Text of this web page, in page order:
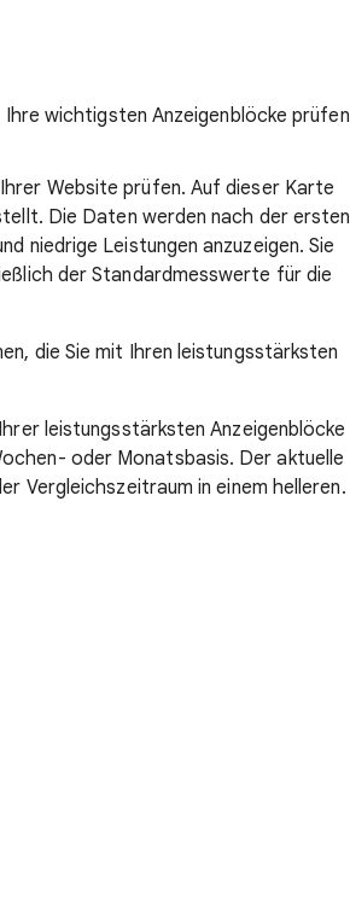
wichtigsten Anzeigenblöcke prüfen
Website prüfen. Auf dieser Karte
Die Daten werden nach der ersten
niedrige Leistungen anzuzeigen. Sie
der Standardmesswerte für die
die Sie mit Ihren leistungsstärksten
leistungsstärksten Anzeigenblöcke
oder Monatsbasis. Der aktuelle
Vergleichszeitraum in einem helleren.